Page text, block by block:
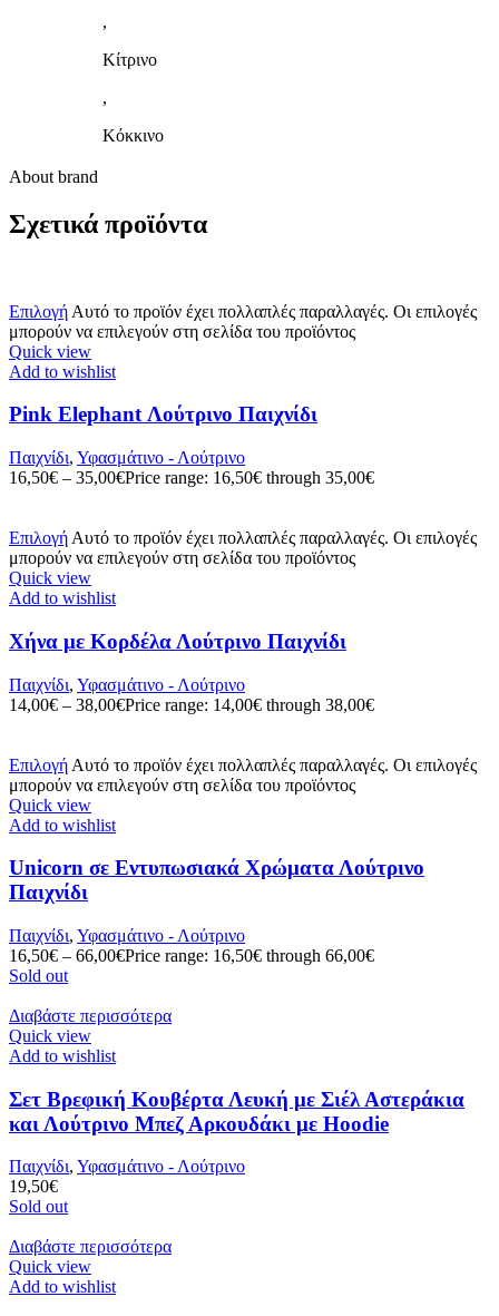
,
Κίτρινο
,
Κόκκινο
About brand
Σχετικά προϊόντα
Επιλογή Αυτό το προϊόν έχει πολλαπλές παραλλαγές. Οι επιλογές
μπορούν να επιλεγούν στη σελίδα του προϊόντος
Quick view
Add to wishlist
Pink Elephant Λούτρινο Παιχνίδι
Παιχνίδι, Υφασμάτινο - Λούτρινο
16,50€ – 35,00€Price range: 16,50€ through 35,00€
Επιλογή Αυτό το προϊόν έχει πολλαπλές παραλλαγές. Οι επιλογές
μπορούν να επιλεγούν στη σελίδα του προϊόντος
Quick view
Add to wishlist
Χήνα με Κορδέλα Λούτρινο Παιχνίδι
Παιχνίδι, Υφασμάτινο - Λούτρινο
14,00€ – 38,00€Price range: 14,00€ through 38,00€
Επιλογή Αυτό το προϊόν έχει πολλαπλές παραλλαγές. Οι επιλογές
μπορούν να επιλεγούν στη σελίδα του προϊόντος
Quick view
Add to wishlist
Unicorn σε Εντυπωσιακά Χρώματα Λούτρινο
Παιχνίδι
Παιχνίδι, Υφασμάτινο - Λούτρινο
16,50€ – 66,00€Price range: 16,50€ through 66,00€
Sold out
Διαβάστε περισσότερα
Quick view
Add to wishlist
Σετ Βρεφική Κουβέρτα Λευκή με Σιέλ Αστεράκια
και Λούτρινο Μπεζ Αρκουδάκι με Hoodie
Παιχνίδι, Υφασμάτινο - Λούτρινο
19,50€
Sold out
Διαβάστε περισσότερα
Quick view
Add to wishlist